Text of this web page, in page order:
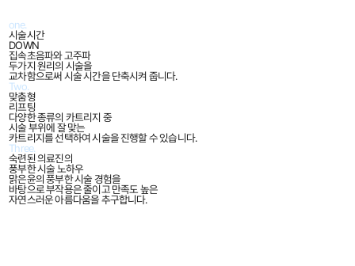
one.
시술시간
DOWN
집속초음파와 고주파
두가지 원리의 시술을
교차함으로써 시술 시간을 단축시켜 줍니다.
Two.
맞춤형
리프팅
다양한 종류의 카트리지 중
시술 부위에 잘 맞는
카트리지를 선택하여 시술을 진행할 수 있습니다.
Three.
숙련된 의료진의
풍부한 시술 노하우
맑은윤의 풍부한 시술 경험을
바탕으로 부작용은 줄이고 만족도 높은
자연스러운 아름다움을 추구합니다.